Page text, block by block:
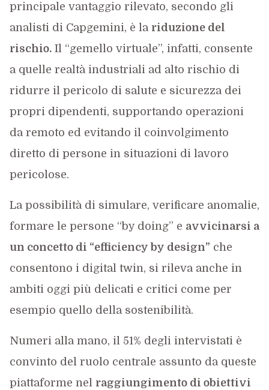
principale vantaggio rilevato, secondo gli
analisti di Capgemini, è la riduzione del
rischio.Il “gemello virtuale”, infatti, consente
a quelle realtà industriali ad alto rischio di
ridurre il pericolo di salute e sicurezza dei
propri dipendenti, supportando operazioni
da remoto ed evitando il coinvolgimento
diretto di persone in situazioni di lavoro
pericolose.
La possibilità di simulare, verificare anomalie,
formare le persone “by doing” e avvicinarsi a
un concetto di “efficiency by design” che
consentono i digital twin, si rileva anche in
ambiti oggi più delicati e critici come per
esempio quello della sostenibilità.
Numeri alla mano, il 51% degli intervistati è
convinto del ruolo centrale assunto da queste
piattaforme nel raggiungimento di obiettivi